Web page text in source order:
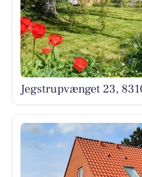
Jegstrupvænget 23,